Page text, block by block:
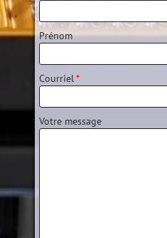
Prénom
Courriel*
Votre message